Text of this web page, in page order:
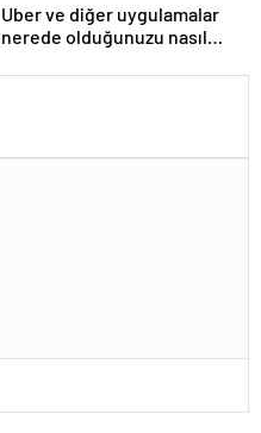
Uber ve diğer uygulamalar
nerede olduğunuzu nasıl